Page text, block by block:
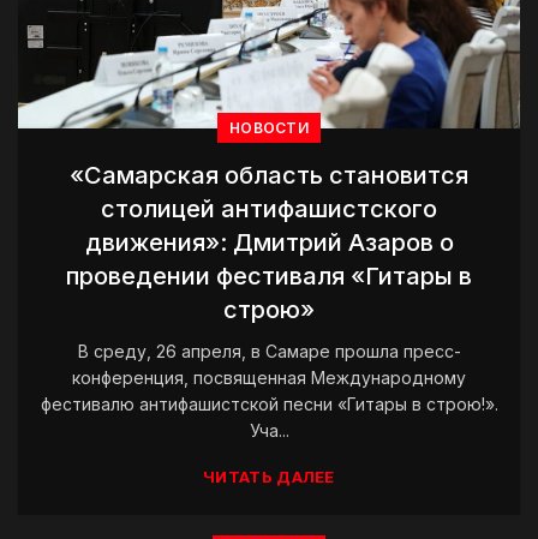
НОВОСТИ
«Самарская область становится
столицей антифашистского
движения»: Дмитрий Азаров о
проведении фестиваля «Гитары в
строю»
В среду, 26 апреля, в Самаре прошла пресс-
конференция, посвященная Международному
фестивалю антифашистской песни «Гитары в строю!».
Уча...
ЧИТАТЬ ДАЛЕЕ